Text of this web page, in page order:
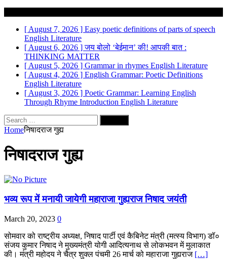
[ August 7, 2026 ] Easy poetic definitions of parts of speech
English Literature
[ August 6, 2026 ]जय बोलो ‘बेईमान’ की! आपकी बात :
THINKING MATTER
[ August 5, 2026 ] Grammar in rhymes English Literature
[ August 4, 2026 ] English Grammar: Poetic Definitions
English Literature
[ August 3, 2026 ] Poetic Grammar: Learning English
Through Rhyme Introduction English Literature
Search
for:
Homeनिषादराज गुह्य
निषादराज गुह्य
भव्य रूप में मनायी जायेगी महाराजा गुह्यराज निषाद जयंती
March 20, 2023 0
सोमवार को राष्ट्रीय अध्यक्ष, निषाद पार्टी एवं कैबिनेट मंत्री (मत्स्य विभाग) डॉ०
संजय कुमार निषाद ने मुख्यमंत्री योगी आदित्यनाथ से लोकभवन में मुलाकात
की। मंत्री महोदय ने चैत्र शुक्ल पंचमी 26 मार्च को महाराजा गुह्यराज […]